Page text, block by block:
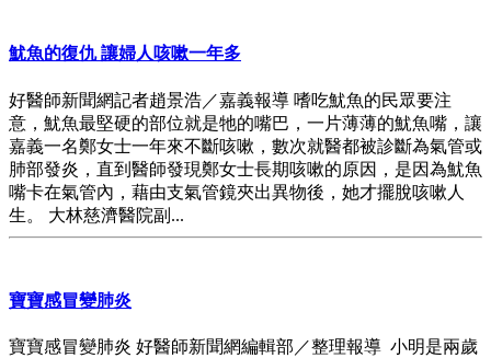
魷魚的復仇 讓婦人咳嗽一年多
好醫師新聞網記者趙景浩／嘉義報導 嗜吃魷魚的民眾要注
意，魷魚最堅硬的部位就是牠的嘴巴，一片薄薄的魷魚嘴，讓
嘉義一名鄭女士一年來不斷咳嗽，數次就醫都被診斷為氣管或
肺部發炎，直到醫師發現鄭女士長期咳嗽的原因，是因為魷魚
嘴卡在氣管內，藉由支氣管鏡夾出異物後，她才擺脫咳嗽人
生。 大林慈濟醫院副...
寶寶感冒變肺炎
寶寶感冒變肺炎 好醫師新聞網編輯部／整理報導 小明是兩歲